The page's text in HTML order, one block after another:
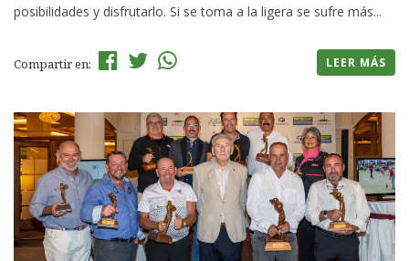
posibilidades y disfrutarlo. Si se toma a la ligera se sufre más...
Compartir en: LEER MÁS